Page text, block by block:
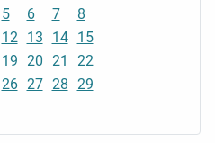
5 6 7
8
12 13 14
15
19 20 21
22
26 27 28 29